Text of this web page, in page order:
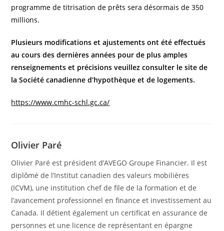
programme de titrisation de prêts sera désormais de 350
millions.
Plusieurs modifications et ajustements ont été effectués
au cours des dernières années pour de plus amples
renseignements et précisions veuillez consulter le site de
la Société canadienne d’hypothèque et de logements.
https://www.cmhc-schl.gc.ca/
Olivier Paré
Olivier Paré est président d’AVEGO Groupe Financier. Il est
diplômé de l’Institut canadien des valeurs mobilières
(ICVM), une institution chef de file de la formation et de
l’avancement professionnel en finance et investissement au
Canada. Il détient également un certificat en assurance de
personnes et une licence de représentant en épargne